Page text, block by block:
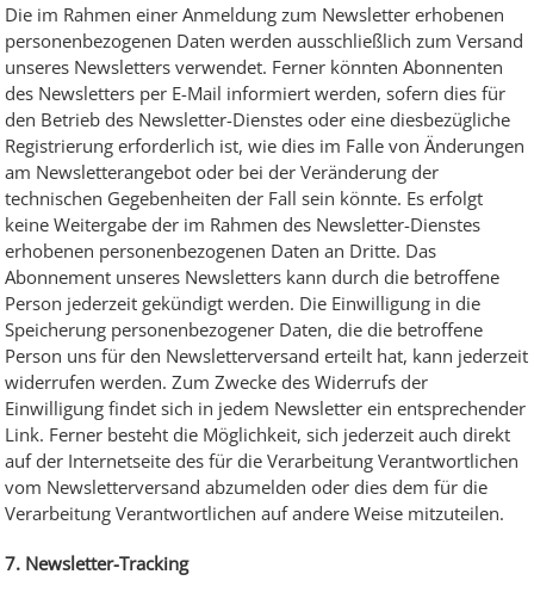
Die im Rahmen einer Anmeldung zum Newsletter erhobenen
personenbezogenen Daten werden ausschließlich zum Versand
unseres Newsletters verwendet. Ferner könnten Abonnenten
des Newsletters per E-Mail informiert werden, sofern dies für
den Betrieb des Newsletter-Dienstes oder eine diesbezügliche
Registrierung erforderlich ist, wie dies im Falle von Änderungen
am Newsletterangebot oder bei der Veränderung der
technischen Gegebenheiten der Fall sein könnte. Es erfolgt
keine Weitergabe der im Rahmen des Newsletter-Dienstes
erhobenen personenbezogenen Daten an Dritte. Das
Abonnement unseres Newsletters kann durch die betroffene
Person jederzeit gekündigt werden. Die Einwilligung in die
Speicherung personenbezogener Daten, die die betroffene
Person uns für den Newsletterversand erteilt hat, kann jederzeit
widerrufen werden. Zum Zwecke des Widerrufs der
Einwilligung findet sich in jedem Newsletter ein entsprechender
Link. Ferner besteht die Möglichkeit, sich jederzeit auch direkt
auf der Internetseite des für die Verarbeitung Verantwortlichen
vom Newsletterversand abzumelden oder dies dem für die
Verarbeitung Verantwortlichen auf andere Weise mitzuteilen.
7. Newsletter-Tracking